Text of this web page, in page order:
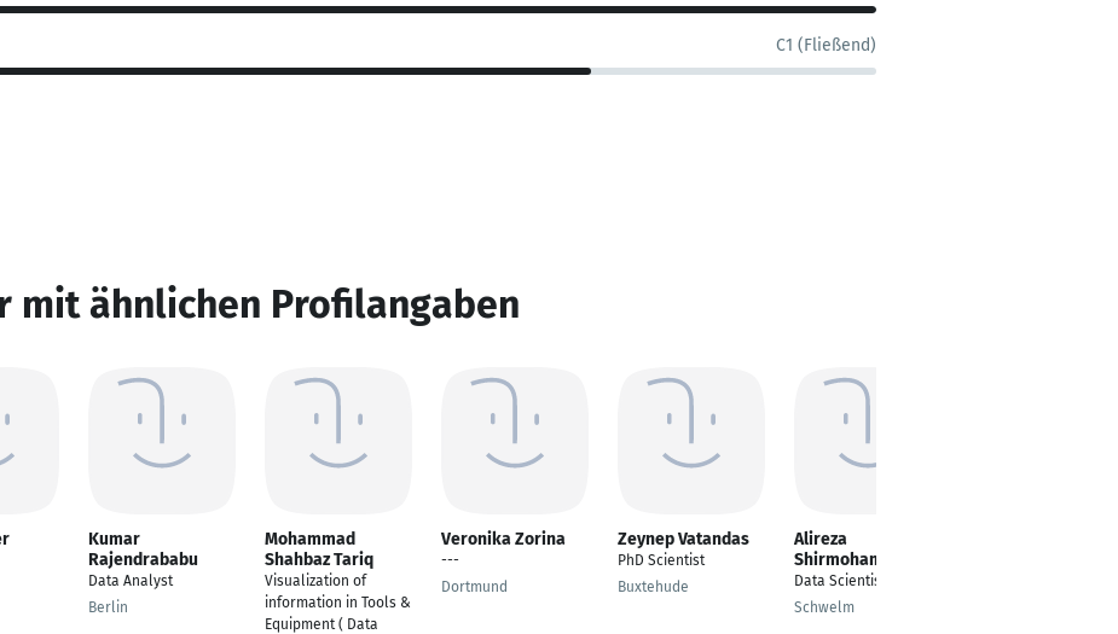
C1 (Fließend)
mit ähnlichen Profilangaben
Kumar
Rajendrababu
Data Analyst
Berlin
Mohammad
Shahbaz Tariq
Visualization of
information in Tools &
Equipment ( Data
Veronika Zorina
---
Dortmund
Zeynep Vatandas
PhD Scientist
Buxtehude
Alireza
Shirmohammadian
Data Scientist
Schwelm